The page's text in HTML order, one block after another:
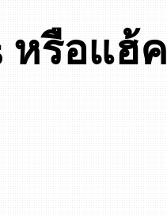
หรือแฮ้ค